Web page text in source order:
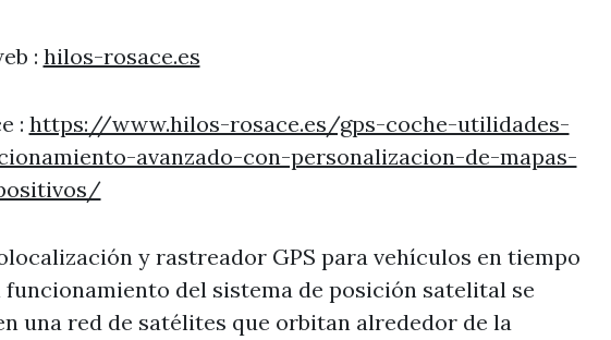
: hilos-rosace.es
: https://www.hilos-rosace.es/gps-coche-utilidades-
avanzado-con-personalizacion-de-mapas-
y rastreador GPS para vehículos en tiempo
funcionamiento del sistema de posición satelital se
una red de satélites que orbitan alrededor de la